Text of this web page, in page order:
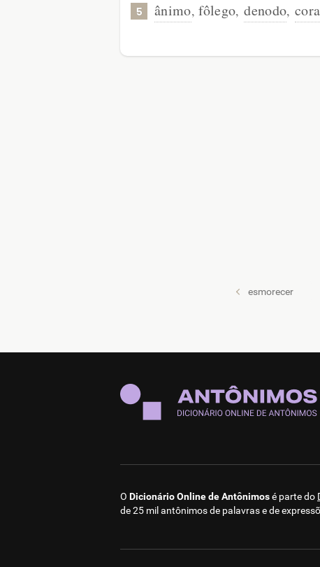
5 ânimo, fôlego, denodo,
esmorecer
O Dicionário Online de Antônimosé parte do
de 25 mil antônimos de palavras e de